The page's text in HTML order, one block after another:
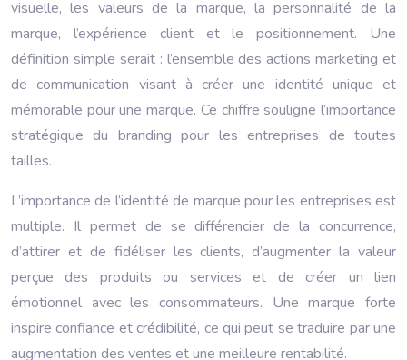
visuelle, les valeurs de la marque, la personnalité de la
marque, l’expérience client et le positionnement. Une
définition simple serait : l’ensemble des actions marketing et
de communication visant à créer une identité unique et
mémorable pour une marque. Ce chiffre souligne l’importance
stratégique du branding pour les entreprises de toutes
tailles.
L’importance de l’identité de marque pour les entreprises est
multiple. Il permet de se différencier de la concurrence,
d’attirer et de fidéliser les clients, d’augmenter la valeur
perçue des produits ou services et de créer un lien
émotionnel avec les consommateurs. Une marque forte
inspire confiance et crédibilité, ce qui peut se traduire par une
augmentation des ventes et une meilleure rentabilité.